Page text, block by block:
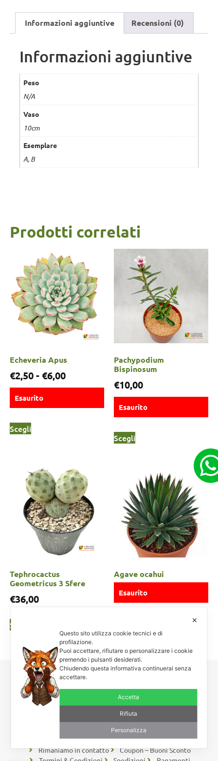
Informazioni aggiuntive Recensioni (0)
Informazioni aggiuntive
Peso
N/A
Vaso
10cm
Esemplare
A, B
Prodotti correlati
Echeveria Apus
€2,50- €6,00
Esaurito
Scegli
Pachypodium
Bispinosum
€10,00
Esaurito
Scegli
Tephrocactus
Geometricus 3 Sfere
€36,00
Scegli
Agave ocahui
Esaurito
Piante grasse, succulente e cactacee – Via Teodora Bresciani, 40 –
25080 Manerba BS – P.I. 04796900985 – Tel/Fax +39 0365
654261
Rimaniamo in contatto
Coupon – Buoni Sconto
✕
Questo sito utilizza cookie tecnici e di
profilazione.
Puoi accettare, rifiutare o personalizzare i cookie
premendo i pulsanti desiderati.
Chiudendo questa informativa continuerai senza
accettare.
Accetta
Rifiuta
Personalizza